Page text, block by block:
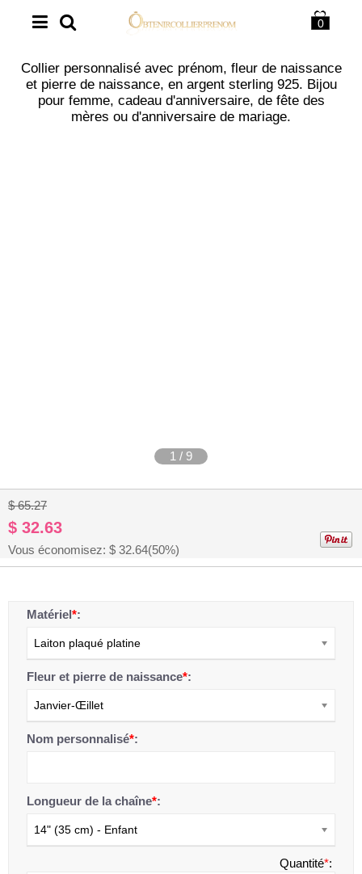
0
Collier personnalisé avec prénom, fleur de naissance
et pierre de naissance, en argent sterling 925. Bijou
pour femme, cadeau d'anniversaire, de fête des
mères ou d'anniversaire de mariage.
1 / 9
$ 65.27
$ 32.63
Vous économisez: $ 32.64(50%)
Matériel*:
Laiton plaqué platine
Fleur et pierre de naissance*:
Janvier-Œillet
Nom personnalisé*:
Longueur de la chaîne*:
14" (35 cm) - Enfant
Quantité*: